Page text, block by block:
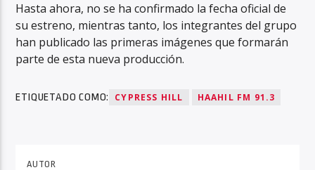
Hasta ahora, no se ha confirmado la fecha oficial de
su estreno, mientras tanto, los integrantes del grupo
han publicado las primeras imágenes que formarán
parte de esta nueva producción.
ETIQUETADO COMO: CYPRESS HILL HAAHIL FM 91.3
AUTOR